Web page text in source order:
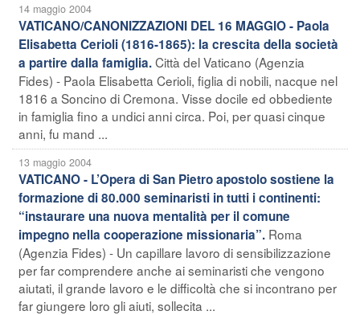
14 maggio 2004
VATICANO/CANONIZZAZIONI DEL 16 MAGGIO - Paola
Elisabetta Cerioli (1816-1865): la crescita della società
a partire dalla famiglia.Città del Vaticano (Agenzia
Fides) - Paola Elisabetta Cerioli, figlia di nobili, nacque nel
1816 a Soncino di Cremona. Visse docile ed obbediente
in famiglia fino a undici anni circa. Poi, per quasi cinque
anni, fu mand ...
13 maggio 2004
VATICANO - L’Opera di San Pietro apostolo sostiene la
formazione di 80.000 seminaristi in tutti i continenti:
“instaurare una nuova mentalità per il comune
impegno nella cooperazione missionaria”. Roma
(Agenzia Fides) - Un capillare lavoro di sensibilizzazione
per far comprendere anche ai seminaristi che vengono
aiutati, il grande lavoro e le difficoltà che si incontrano per
far giungere loro gli aiuti, sollecita ...